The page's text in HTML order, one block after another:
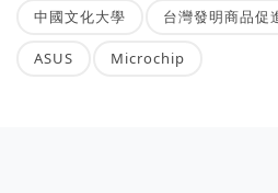
中國文化大學 台灣發明商品促
ASUS Microchip